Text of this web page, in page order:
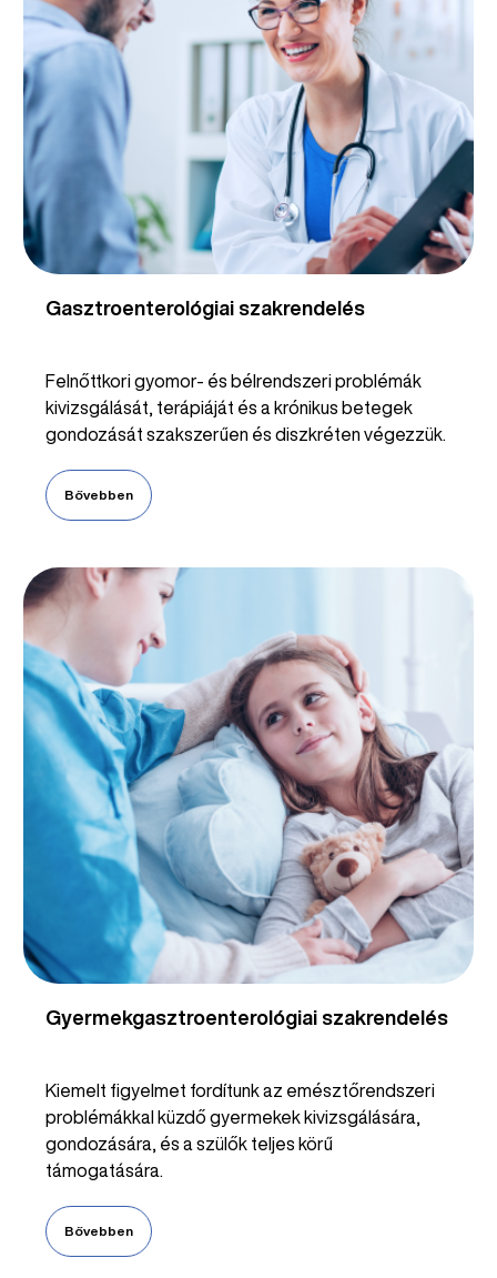
Gasztroenterológiai szakrendelés
Felnőttkori gyomor- és bélrendszeri problémák
kivizsgálását, terápiáját és a krónikus betegek
gondozását szakszerűen és diszkréten végezzük.
Bővebben
Gyermekgasztroenterológiai szakrendelés
Kiemelt figyelmet fordítunk az emésztőrendszeri
problémákkal küzdő gyermekek kivizsgálására,
gondozására, és a szülők teljes körű
támogatására.
Bővebben